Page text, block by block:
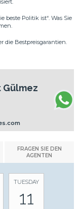
beste Politik ist“. Was Sie
die Bestpreisgarantien.
FRAGEN SIE DEN
AGENTEN
TUESDAY
11